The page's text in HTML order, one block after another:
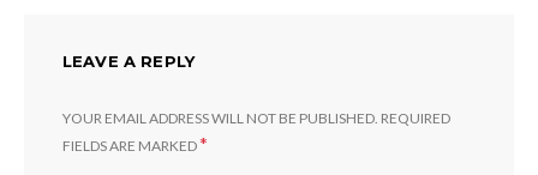
LEAVE A REPLY
YOUR EMAIL ADDRESS WILL NOT BE PUBLISHED. REQUIRED
FIELDS ARE MARKED*